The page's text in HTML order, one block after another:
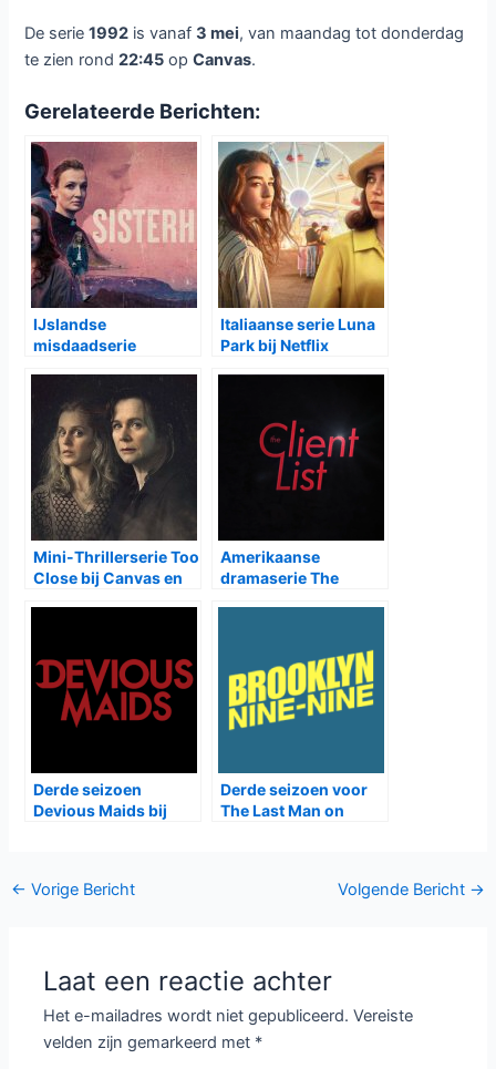
De serie1992 is vanaf3 mei, van maandag tot donderdag
te zien rond22:45 opCanvas.
Gerelateerde Berichten:
IJslandse
misdaadserie
Italiaanse serie Luna
Park bij Netflix
Mini-Thrillerserie Too
Close bij Canvas en
Amerikaanse
dramaserie The
Derde seizoen
Devious Maids bij
Derde seizoen voor
The Last Man on
Bericht
← Vorige Bericht Volgende Bericht →
Laat een reactie achter
Het e-mailadres wordt niet gepubliceerd. Vereiste
velden zijn gemarkeerd met *